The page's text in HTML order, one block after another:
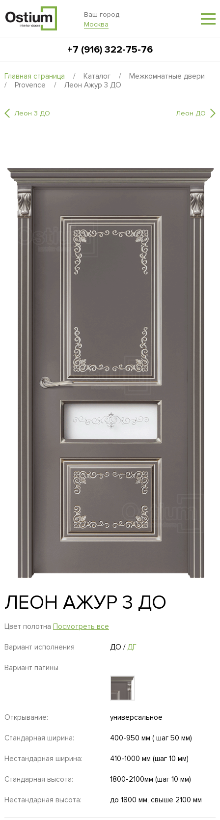
Ваш город
Москва
+7 (916) 322-75-76
Главная страница / Каталог /
Межкомнатные двери
/
Provence / Леон Ажур 3 ДО
Леон 3 ДО Леон ДО
ЛЕОН АЖУР 3 ДО
Цвет полотна Посмотреть все
Вариант исполнения ДО /ДГ
Вариант патины
Открывание: универсальное
Стандарная ширина: 400-950 мм ( шаг 50 мм)
Нестандарная ширина: 410-1000 мм (шаг 10 мм)
Стандарная высота: 1800-2100мм (шаг 10 мм)
Нестандарная высота: до 1800 мм, свыше 2100 мм